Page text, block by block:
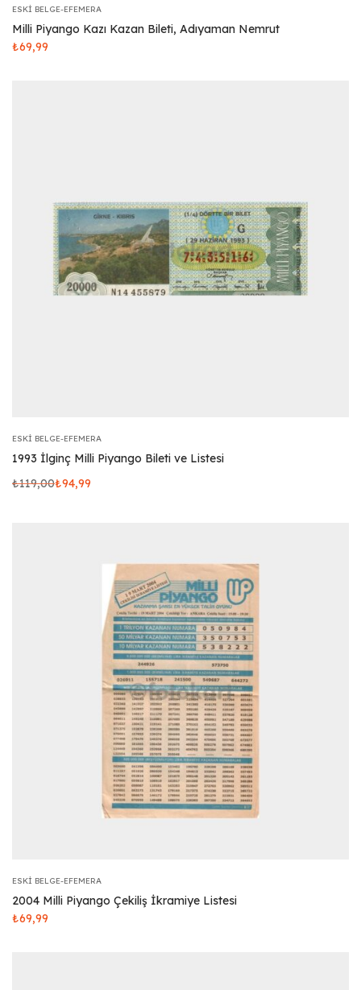
ESKI BELGE-EFEMERA
Milli Piyango Kazı Kazan Bileti, Adıyaman Nemrut
₺69,99
ESKI BELGE-EFEMERA
1993 İlginç Milli Piyango Bileti ve Listesi
₺119,00₺94,99
ESKI BELGE-EFEMERA
2004 Milli Piyango Çekiliş İkramiye Listesi
₺69,99